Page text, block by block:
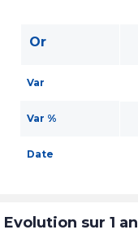
Or
Var
Var %
Date
Evolution sur 1 an